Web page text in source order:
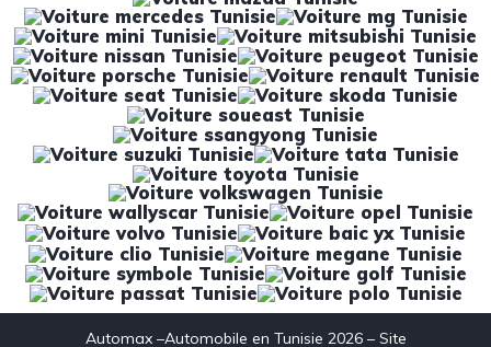
Automax –Automobile en Tunisie 2026 – Site